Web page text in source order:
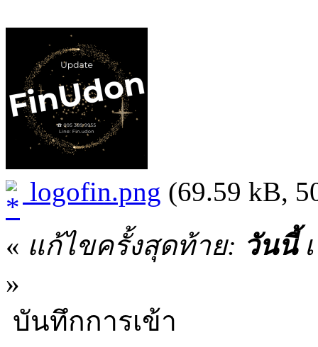
logofin.png (69.59 kB,
« แก้ไขครั้งสุดท้าย: วันนี้
»
บันทึกการเข้า